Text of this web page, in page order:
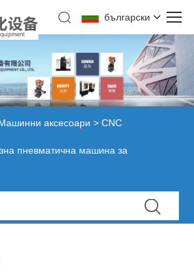
български
аксесоари >CNC
пневматична машина за